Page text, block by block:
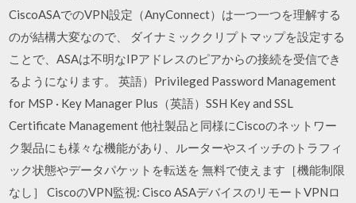
CiscoASAでのVPN設定（AnyConnect）は一つ一つを理解する
のが結構大変なので、 ダイナミッククリプトマップを設定する
ことで、ASAは不明なIPアドレスのピアからの接続を受信でき
るようになります。 英語）Privileged Password Management
for MSP · Key Manager Plus（英語）SSH Key and SSL
Certificate Management 他社製品と同様にCiscoのネットワー
ク製品にも様々な機能があり、ルーターやスイッチのトラフィ
ック状態やデータパケットを転送を 無料で使えます［機能制限
なし］ CiscoのVPN監視: Cisco ASAデバイスのリモートVPNロ